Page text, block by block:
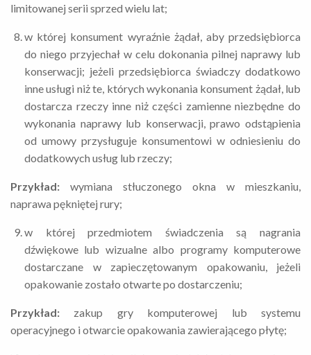
limitowanej serii sprzed wielu lat;
w której konsument wyraźnie żądał, aby przedsiębiorca
do niego przyjechał w celu dokonania pilnej naprawy lub
konserwacji; jeżeli przedsiębiorca świadczy dodatkowo
inne usługi niż te, których wykonania konsument żądał, lub
dostarcza rzeczy inne niż części zamienne niezbędne do
wykonania naprawy lub konserwacji, prawo odstąpienia
od umowy przysługuje konsumentowi w odniesieniu do
dodatkowych usług lub rzeczy;
Przykład: wymiana stłuczonego okna w mieszkaniu,
naprawa pękniętej rury;
w której przedmiotem świadczenia są nagrania
dźwiękowe lub wizualne albo programy komputerowe
dostarczane w zapieczętowanym opakowaniu, jeżeli
opakowanie zostało otwarte po dostarczeniu;
Przykład: zakup gry komputerowej lub systemu
operacyjnego i otwarcie opakowania zawierającego płytę;